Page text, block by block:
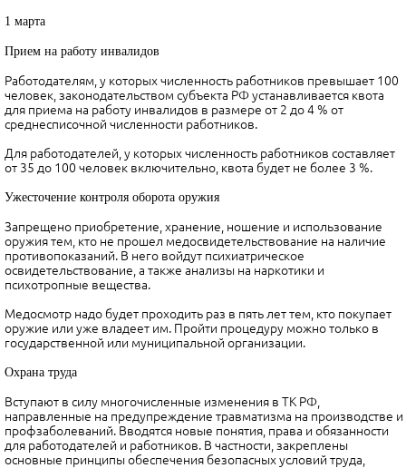
1 марта
Прием на работу инвалидов
Работодателям, у которых численность работников превышает 100
человек, законодательством субъекта РФ устанавливается квота
для приема на работу инвалидов в размере от 2 до 4 % от
среднесписочной численности работников.
Для работодателей, у которых численность работников составляет
от 35 до 100 человек включительно, квота будет не более 3 %.
Ужесточение контроля оборота оружия
Запрещено приобретение, хранение, ношение и использование
оружия тем, кто не прошел медосвидетельствование на наличие
противопоказаний. В него войдут психиатрическое
освидетельствование, а также анализы на наркотики и
психотропные вещества.
Медосмотр надо будет проходить раз в пять лет тем, кто покупает
оружие или уже владеет им. Пройти процедуру можно только в
государственной или муниципальной организации.
Охрана труда
Вступают в силу многочисленные изменения в ТК РФ,
направленные на предупреждение травматизма на производстве и
профзаболеваний. Вводятся новые понятия, права и обязанности
для работодателей и работников. В частности, закреплены
основные принципы обеспечения безопасных условий труда,